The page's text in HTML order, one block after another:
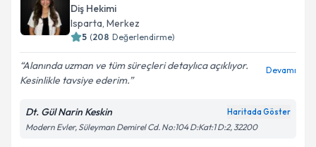
Diş Hekimi
Isparta, Merkez
5 (208 Değerlendirme)
Alanında uzman ve tüm süreçleri detaylıca açıklıyor.
Kesinlikle tavsiye ederim.
Devamı
Dt. Gül Narin Keskin Haritada Göster
Modern Evler, Süleyman Demirel Cd. No:104 D:Kat:1 D:2, 32200